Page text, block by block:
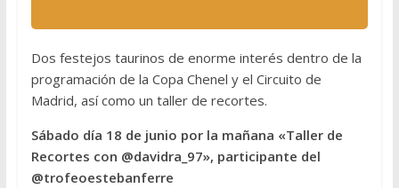
Dos festejos taurinos de enorme interés dentro de la
programación de la Copa Chenel y el Circuito de
Madrid, así como un taller de recortes.
Sábado día 18 de junio por la mañana «Taller de
Recortes con @davidra_97», participante del
@trofeoestebanferre